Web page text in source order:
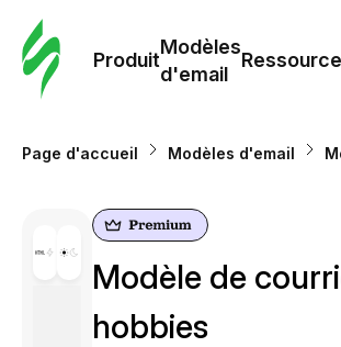
Produit
Modèles
d'email
Page d'accueil Modèles d'email
Modèle de
hobbies